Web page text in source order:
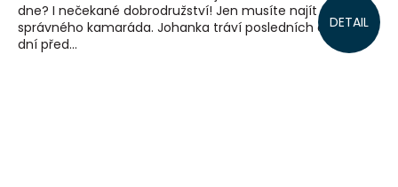
DETAIL
dne? I nečekané dobrodružství! Jen musíte najít toho
správného kamaráda. Johanka tráví posledních čtrnáct
dní před...